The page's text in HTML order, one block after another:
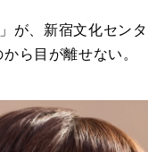
が、新宿文化センタ
ら目が離せない。